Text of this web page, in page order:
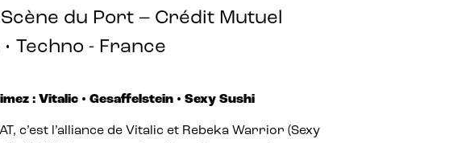
du Port – Crédit Mutuel
Techno - France
: Vitalic • Gesaffelstein • Sexy Sushi
c’est l’alliance de Vitalic et Rebeka Warrior (Sexy